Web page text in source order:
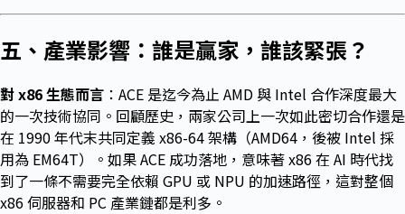
五、產業影響：誰是贏家，誰該緊張？
對 x86 生態而言 ：ACE 是迄今為止 AMD 與 Intel 合作深度最大
的一次技術協同。回顧歷史，兩家公司上一次如此密切合作還是
在 1990 年代末共同定義 x86-64 架構（AMD64，後被 Intel 採
用為 EM64T）。如果 ACE 成功落地，意味著 x86 在 AI 時代找
到了一條不需要完全依賴 GPU 或 NPU 的加速路徑，這對整個
x86 伺服器和 PC 產業鏈都是利多。